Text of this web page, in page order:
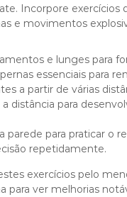
Incorpore exercícios
e movimentos
e lunges para
essenciais para
a partir de várias
distância para
parede para praticar o
repetidamente.
exercícios pelo
para ver melhorias